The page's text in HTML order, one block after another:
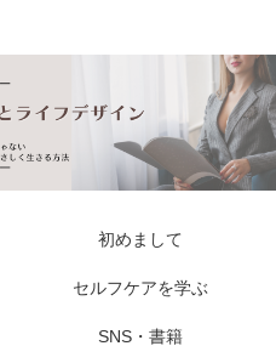
初めまして
セルフケアを学ぶ
SNS・書籍